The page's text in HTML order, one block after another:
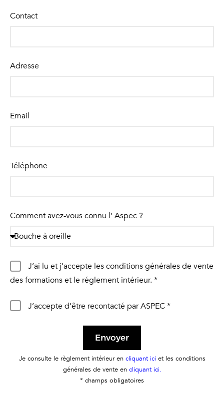
Contact
Adresse
Email
Téléphone
Comment avez-vous connu l’ Aspec ?
J’ai lu et j’accepte les conditions générales de vente
des formations et le réglement intérieur. *
J’accepte d’être recontacté par ASPEC *
Envoyer
Alternative:
Je consulte le règlement intérieur en cliquant ici et les conditions
générales de vente encliquant ici.
* champs obligatoires